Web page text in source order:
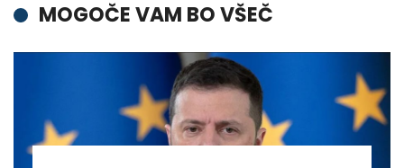
MOGOČE VAM BO VŠEČ